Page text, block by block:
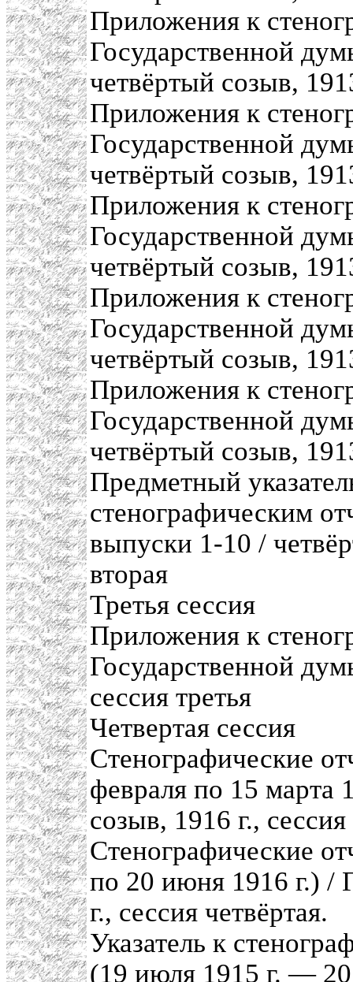
Приложения к
Государственной
четвёртый созыв,
Приложения к
Государственной
четвёртый созыв,
Приложения к
Государственной
четвёртый созыв,
Приложения к
Государственной
четвёртый созыв,
Приложения к
Государственной
четвёртый созыв,
Предметный
стенографическим
выпуски 1-10 /
вторая
Третья сессия
Приложения к
Государственной
сессия третья
Четвертая сессия
Стенографические
февраля по 15 марта
созыв, 1916 г., сессия
Стенографические
по 20 июня 1916 г.) /
г., сессия четвёртая.
Указатель к
(19 июля 1915 г. —